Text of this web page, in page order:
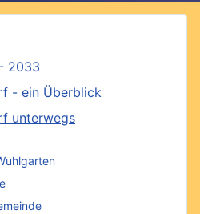
2033
- ein Überblick
unterwegs